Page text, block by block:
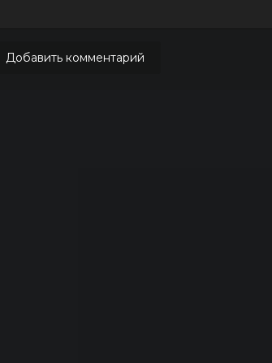
Добавить комментарий